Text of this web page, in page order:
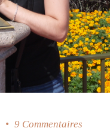
9 Commentaires